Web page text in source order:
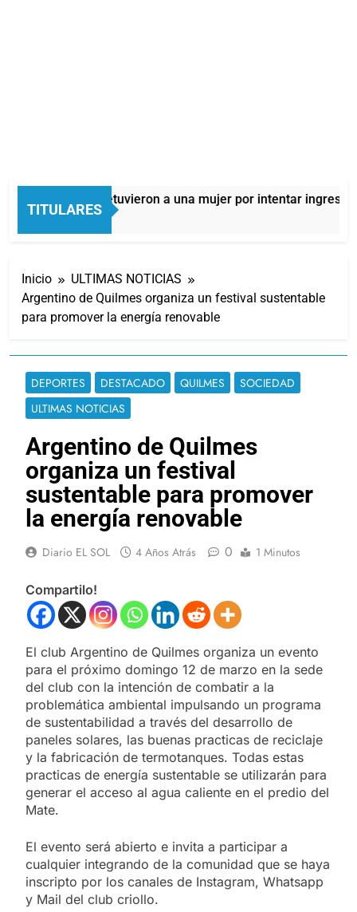
TITULARES
Quilmes: detuvieron a una mujer por intentar
11 Horas Atrás
Inicio
ULTIMAS NOTICIAS
Argentino de Quilmes organiza un festival sustentable
para promover la energía renovable
DEPORTES DESTACADO QUILMES
SOCIEDAD
ULTIMAS NOTICIAS
Argentino de Quilmes
organiza un festival
sustentable para promover
la energía renovable
Diario EL SOL 4 Años Atrás 0 1 Minutos
Compartilo!
El club Argentino de Quilmes organiza un evento
para el próximo domingo 12 de marzo en la sede
del club con la intención de combatir a la
problemática ambiental impulsando un programa
de sustentabilidad a través del desarrollo de
paneles solares, las buenas practicas de reciclaje
y la fabricación de termotanques. Todas estas
practicas de energía sustentable se utilizarán para
generar el acceso al agua caliente en el predio del
Mate.
El evento será abierto e invita a participar a
cualquier integrando de la comunidad que se haya
inscripto por los canales de Instagram, Whatsapp
y Mail del club criollo.